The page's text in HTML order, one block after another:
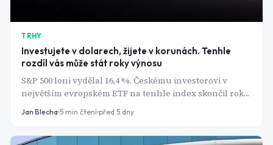
TRHY
Investujete v dolarech, žijete v korunách. Tenhle
rozdíl vás může stát roky výnosu
S&P 500 loni vydělal 16,4 %. Českému investorovi v
největším evropském ETF na tenhle index skončil rok
stojí kurz.
Jan Blecha 5 min čtení před 5 dny